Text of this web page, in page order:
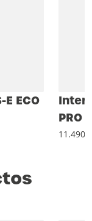
ECO
PRO
11.490